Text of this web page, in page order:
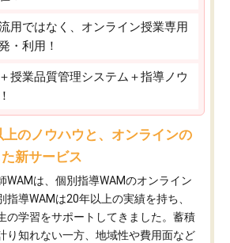
用ではなく、オンライン授業専用
・利用！
授業品質管理システム＋指導ノウ
のノウハウと、オンラインの
新サービス
WAMは、個別指導WAMのオンライン
指導WAMは20年以上の実績を持ち、
の学習をサポートしてきました。蓄積
り知れない一方、地域性や費用面など